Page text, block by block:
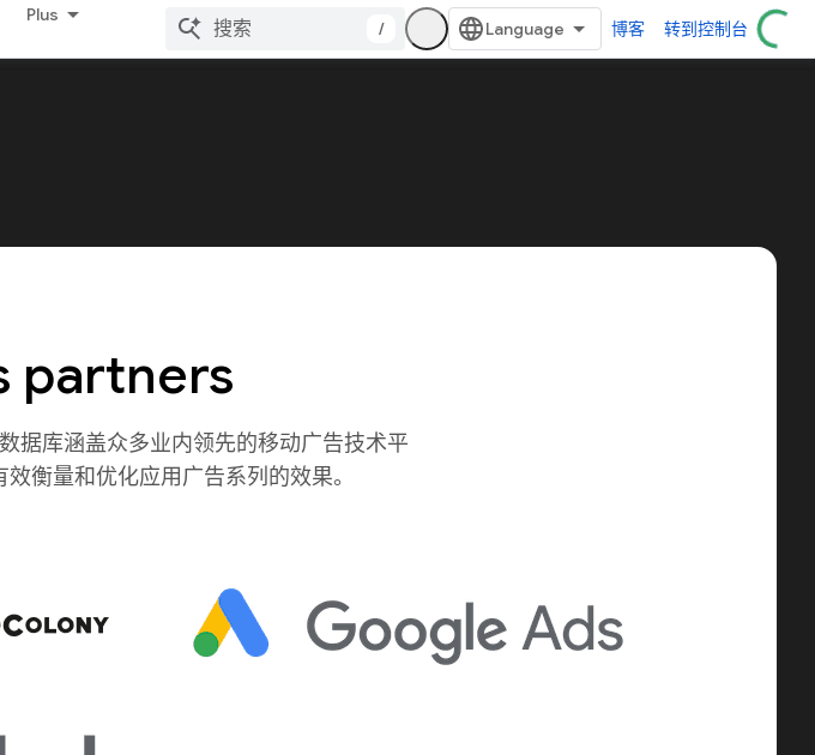
Plus
/ 博客 转到控制台
partners
据库涵盖众多业内领先的移动广告技术平
衡量和优化应用广告系列的效果。